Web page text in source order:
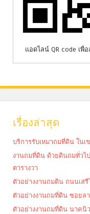
แอดไลน์ QR code เ
เรื่องล่าสุด
บริการรับเหมาถมที่ดิน ใน
งานถมที่ดิน ด้วยดินถมทั่วไ
ตารางวา
ตัวอย่างงานถมดิน ถนนเส
ตัวอย่างงานถมที่ดิน ซอยล
ตัวอย่างงานถมที่ดิน นาคนิ